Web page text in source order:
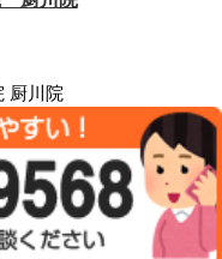
厨川院